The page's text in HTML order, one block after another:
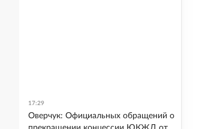
17:29
Оверчук: Официальных обращений о